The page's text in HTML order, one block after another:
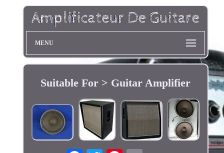
MENU
Suitable For > Guitar Amplifier